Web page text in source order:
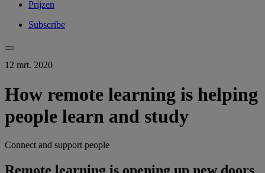
Prijzen
Subscribe
12 mrt. 2020
How remote learning is helping
people learn and study
Connect and support people